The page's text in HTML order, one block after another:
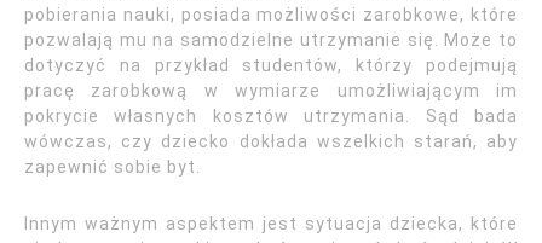
pobierania nauki, posiada możliwości zarobkowe, które
pozwalają mu na samodzielne utrzymanie się. Może to
dotyczyć na przykład studentów, którzy podejmują
pracę zarobkową w wymiarze umożliwiającym im
pokrycie własnych kosztów utrzymania. Sąd bada
wówczas, czy dziecko dokłada wszelkich starań, aby
zapewnić sobie byt.
Innym ważnym aspektem jest sytuacja dziecka, które